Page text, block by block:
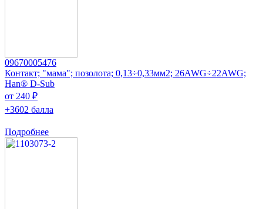
09670005476
Контакт; "мама"; позолота; 0,13÷0,33мм2; 26AWG÷22AWG;
Han® D-Sub
от 240 ₽
+3602 балла
Подробнее